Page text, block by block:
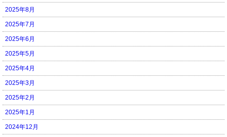
2025年8月
2025年7月
2025年6月
2025年5月
2025年4月
2025年3月
2025年2月
2025年1月
2024年12月